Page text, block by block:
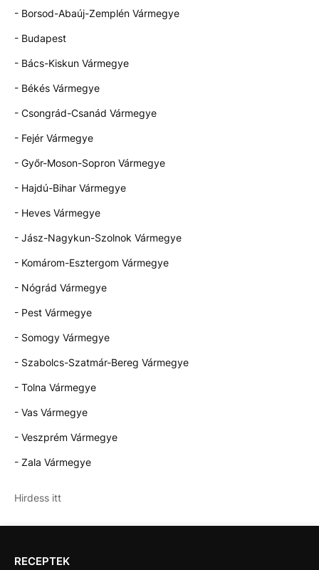
- Borsod-Abaúj-Zemplén Vármegye
- Budapest
- Bács-Kiskun Vármegye
- Békés Vármegye
- Csongrád-Csanád Vármegye
- Fejér Vármegye
- Győr-Moson-Sopron Vármegye
- Hajdú-Bihar Vármegye
- Heves Vármegye
- Jász-Nagykun-Szolnok Vármegye
- Komárom-Esztergom Vármegye
- Nógrád Vármegye
- Pest Vármegye
- Somogy Vármegye
- Szabolcs-Szatmár-Bereg Vármegye
- Tolna Vármegye
- Vas Vármegye
- Veszprém Vármegye
- Zala Vármegye
Hirdess itt
RECEPTEK